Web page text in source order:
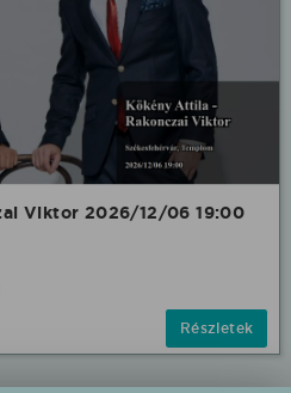
Viktor 2026/12/06 19:00
Részletek